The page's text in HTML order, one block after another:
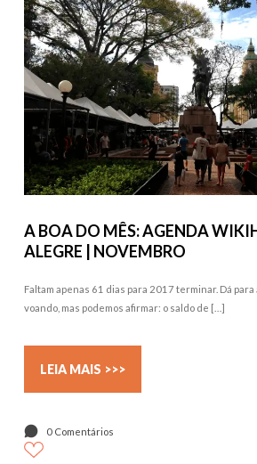
A BOA DO MÊS: AGENDA
ALEGRE | NOVEMBRO
Faltam apenas 61 dias para 2017 terminar. Dá
voando, mas podemos afirmar: o saldo de […]
LEIA MAIS >>>
0 Comentários